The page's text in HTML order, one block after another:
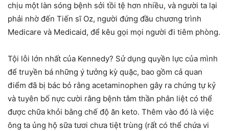
chịu một làn sóng bệnh sởi tồi tệ hơn nhiều, và người ta lại
phải nhờ đến Tiến sĩ Oz, người đứng đầu chương trình
Medicare và Medicaid, để kêu gọi mọi người đi tiêm phòng.
Tội lỗi lớn nhất của Kennedy? Sử dụng quyền lực của mình
để truyền bá những ý tưởng kỳ quặc, bao gồm cả quan
điểm đã bị bác bỏ rằng acetaminophen gây ra chứng tự kỷ
và tuyên bố nực cười rằng bệnh tâm thần phân liệt có thể
được chữa khỏi bằng chế độ ăn keto. Thêm vào đó là việc
ông ta ủng hộ sữa tươi chưa tiệt trùng (rất có thể chứa vi